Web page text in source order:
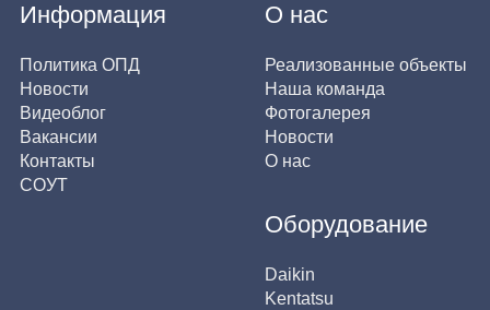
Информация
Политика ОПД
Новости
Видеоблог
Вакансии
Контакты
СОУТ
О нас
Реализованные объекты
Наша команда
Фотогалерея
Новости
О нас
Оборудование
Daikin
Kentatsu